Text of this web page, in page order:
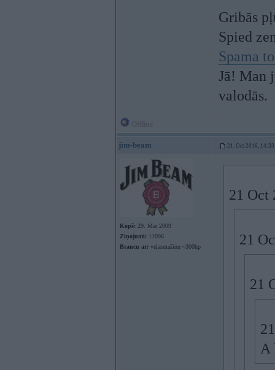
Gribās
Spied
Spama
Jā! Man
valodās.
jim-beam 21. Oct 2016, 14:33
Kopš: 29. Mar 2009
Ziņojumi: 11096
Braucu ar: veļasmašīnu ~300hp
21 Oct
21
21
A